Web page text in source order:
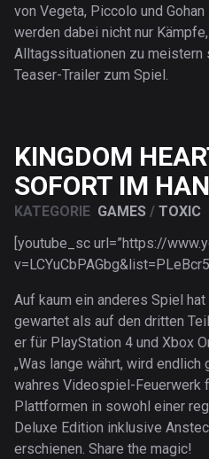
von Vegeta, Piccolo und
werden dabei nicht nur
Alltagssituationen zu meistern
Teaser-Trailer zum Spiel.
KINGDOM
SOFORT IM
KATEGORIE GAMES / TOXIC
[youtube_sc url=”https://
Auf kaum ein anderes Spiel
gewartet als auf den dritten
er für PlayStation 4 und Xbox
„Was lange währt, wird
wahres Videospiel-Feuerwerk
Plattformen in sowohl einer
Deluxe Edition inklusive
erschienen. Share the magic!